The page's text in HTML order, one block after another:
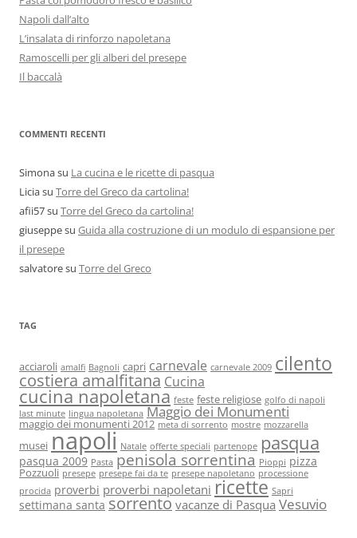
Napoli dall’alto
L’insalata di rinforzo napoletana
Ramoscelli per gli alberi del presepe
Il baccalà
COMMENTI RECENTI
Simonasu La cucina e le ricette di pasqua
Liciasu Torre del Greco da cartolina!
afii57su Torre del Greco da cartolina!
giuseppesu Guida alla costruzione di un modulo di espansione per
il presepe
salvatoresu Torre del Greco
TAG
acciaroli amalfi Bagnoli capri carnevale carnevale 2009 cilento
costiera amalfitana Cucina
cucina napoletana feste feste religiose golfo di napoli
last minute lingua napoletana Maggio dei Monumenti
maggio dei monumenti 2012 meta di sorrento mostre mozzarella
musei napoli Natale offerte speciali partenope pasqua
pasqua 2009 Pasta penisola sorrentina Pioppi pizza
Pozzuoli presepe presepe fai da te presepe napoletano processione
procida proverbi proverbi napoletani ricette Sapri
settimana santa sorrento vacanze di Pasqua Vesuvio